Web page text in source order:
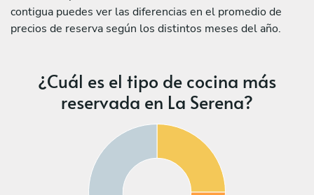
contigua puedes ver las diferencias en el promedio de
precios de reserva según los distintos meses del año.
¿Cuál es el tipo de cocina más
reservada en La Serena?